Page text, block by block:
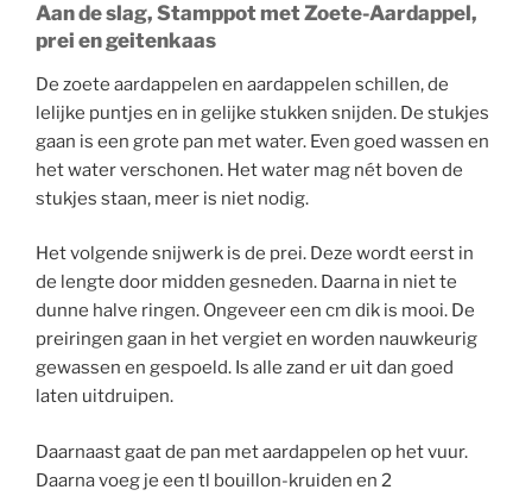
Aan de slag, Stamppot met Zoete-Aardappel,
prei en geitenkaas
De zoete aardappelen en aardappelen schillen, de
lelijke puntjes en in gelijke stukken snijden. De stukjes
gaan is een grote pan met water. Even goed wassen en
het water verschonen. Het water mag nét boven de
stukjes staan, meer is niet nodig.
Het volgende snijwerk is de prei. Deze wordt eerst in
de lengte door midden gesneden. Daarna in niet te
dunne halve ringen. Ongeveer een cm dik is mooi. De
preiringen gaan in het vergiet en worden nauwkeurig
gewassen en gespoeld. Is alle zand er uit dan goed
laten uitdruipen.
Daarnaast gaat de pan met aardappelen op het vuur.
Daarna voeg je een tl bouillon-kruiden en 2